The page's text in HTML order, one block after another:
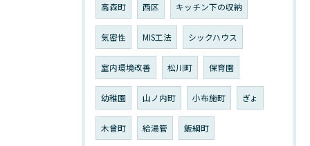
高森町 西区 キッチン下の収納
気密性 MIS工法 シックハウス
室内環境改善 松川町 保育園
幼稚園 山ノ内町 小布施町 ぎょ
木曾町 給湯管 飯綱町